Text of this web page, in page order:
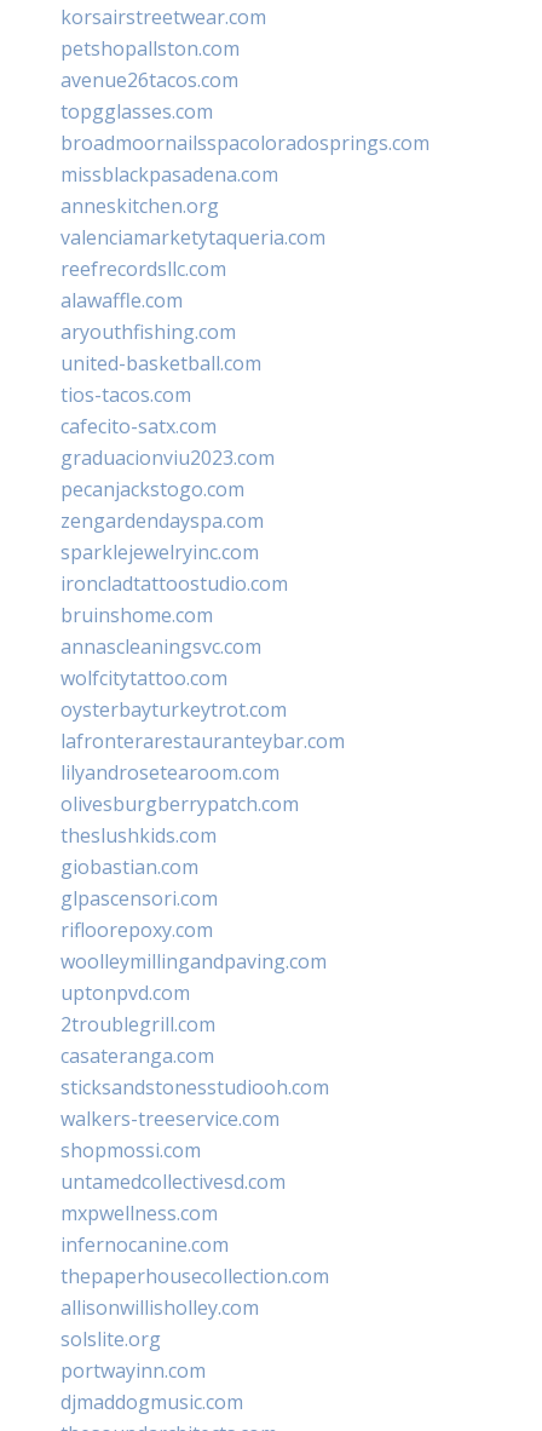
korsairstreetwear.com
petshopallston.com
avenue26tacos.com
topgglasses.com
broadmoornailsspacoloradosprings.com
missblackpasadena.com
anneskitchen.org
valenciamarketytaqueria.com
reefrecordsllc.com
alawaffle.com
aryouthfishing.com
united-basketball.com
tios-tacos.com
cafecito-satx.com
graduacionviu2023.com
pecanjackstogo.com
zengardendayspa.com
sparklejewelryinc.com
ironcladtattoostudio.com
bruinshome.com
annascleaningsvc.com
wolfcitytattoo.com
oysterbayturkeytrot.com
lafronterarestauranteybar.com
lilyandrosetearoom.com
olivesburgberrypatch.com
theslushkids.com
giobastian.com
glpascensori.com
rifloorepoxy.com
woolleymillingandpaving.com
uptonpvd.com
2troublegrill.com
casateranga.com
sticksandstonesstudiooh.com
walkers-treeservice.com
shopmossi.com
untamedcollectivesd.com
mxpwellness.com
infernocanine.com
thepaperhousecollection.com
allisonwillisholley.com
solslite.org
portwayinn.com
djmaddogmusic.com